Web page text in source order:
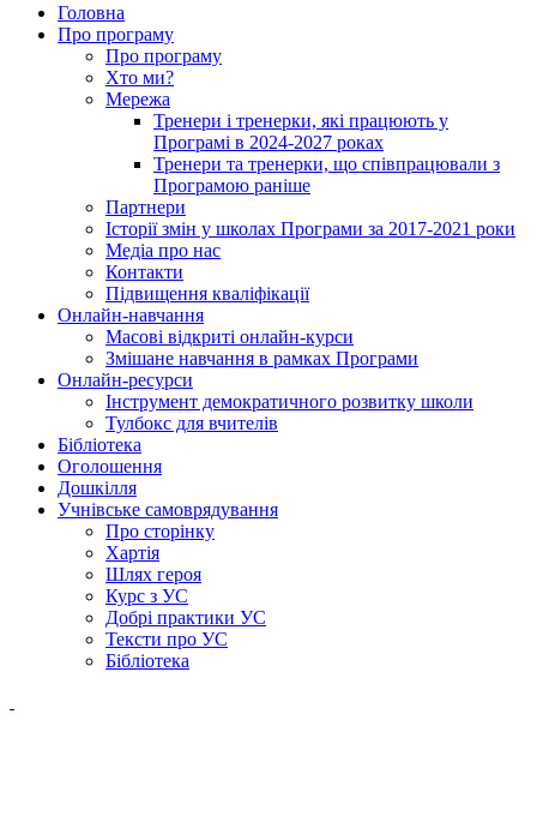
Головна
Про програму
Про програму
Хто ми?
Мережа
Тренери і тренерки, які працюють у
Програмі в 2024-2027 роках
Тренери та тренерки, що співпрацювали з
Програмою раніше
Партнери
Історії змін у школах Програми за 2017-2021 роки
Медіа про нас
Контакти
Підвищення кваліфікації
Онлайн-навчання
Масові відкриті онлайн-курси
Змішане навчання в рамках Програми
Онлайн-ресурси
Інструмент демократичного розвитку школи
Тулбокс для вчителів
Бібліотека
Оголошення
Дошкілля
Учнівське самоврядування
Про сторінку
Хартія
Шлях героя
Курс з УС
Добрі практики УС
Тексти про УС
Бібліотека